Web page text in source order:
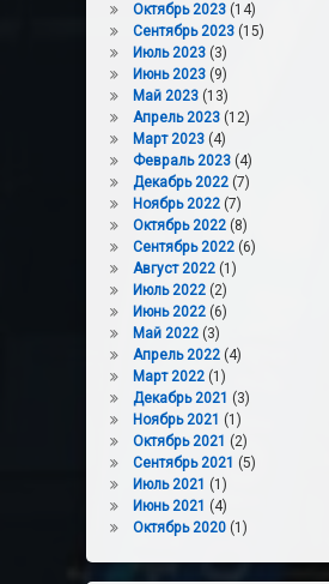
Октябрь 2023(14)
Сентябрь 2023(15)
Июль 2023(3)
Июнь 2023(9)
Май 2023(13)
Апрель 2023(12)
Март 2023(4)
Февраль 2023(4)
Декабрь 2022(7)
Ноябрь 2022(7)
Октябрь 2022(8)
Сентябрь 2022(6)
Август 2022(1)
Июль 2022(2)
Июнь 2022(6)
Май 2022(3)
Апрель 2022(4)
Март 2022(1)
Декабрь 2021 (3)
Ноябрь 2021 (1)
Октябрь 2021 (2)
Сентябрь 2021 (5)
Июль 2021 (1)
Июнь 2021 (4)
Октябрь 2020(1)